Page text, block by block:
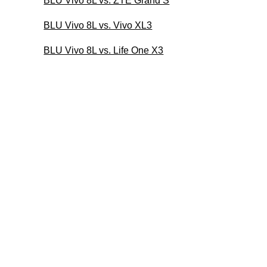
BLU Vivo 8L vs. Vivo XL3
BLU Vivo 8L vs. Life One X3